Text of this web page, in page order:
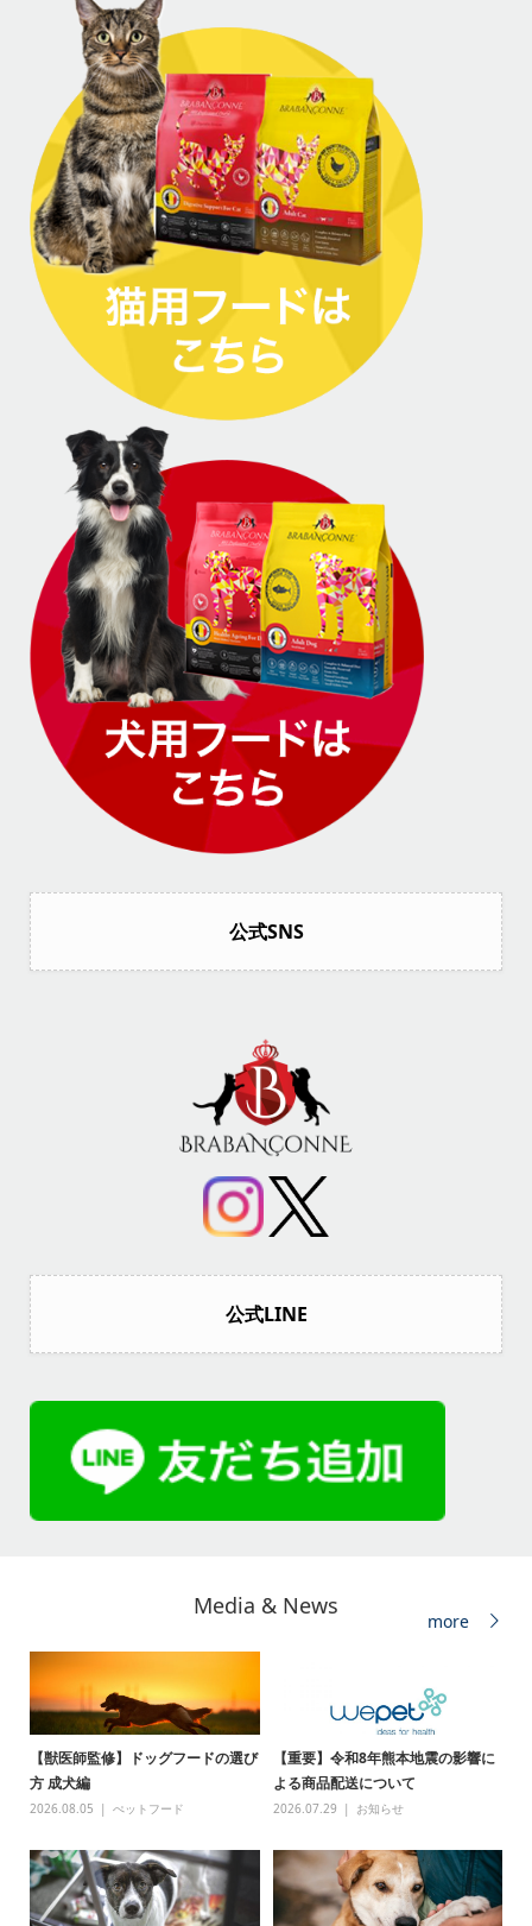
公式SNS
公式LINE
Media & News
more
【獣医師監修】ドッグフードの選び
方 成犬編
2026.08.05 ぺットフード
【重要】令和8年熊本地震の影響に
よる商品配送について
2026.07.29 お知らせ